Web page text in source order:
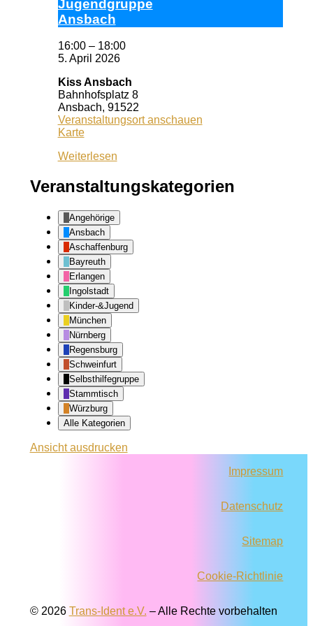
Ju­gend­grup­pe
Ans­bach
16:00 – 18:00
5. April 2026
Kiss Ansbach
Bahnhofsplatz 8
Ansbach, 91522
Veranstaltungsort anschauen
KarteKiss
Weiterlesen
Veranstaltungskategorien
Angehörige
Ansbach
Aschaffenburg
Bayreuth
Erlangen
Ingolstadt
Kinder-&Jugend
München
Nürnberg
Regensburg
Schweinfurt
Selbsthilfegruppe
Stammtisch
Würzburg
Alle Kategorien
Ansichtausdrucken
Impressum
Datenschutz
Sitemap
Cookie-Richtlinie
© 2026 Trans-Ident e.V. – Alle Rechte vorbehalten